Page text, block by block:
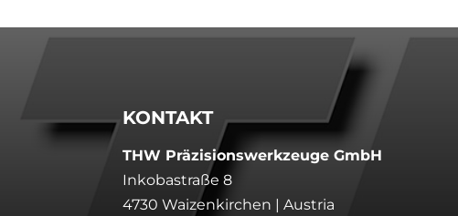
KONTAKT
THW Präzisionswerkzeuge GmbH
Inkobastraße 8
4730 Waizenkirchen | Austria